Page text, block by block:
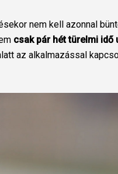
nem kell azonnal
csak pár hét türelmi idő
az alkalmazással